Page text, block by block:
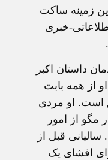
زمينه ساکت
خبری
داستان اکبر
از همه بابت
است. او مردی
مگو از امور
قبل از
افشای يک